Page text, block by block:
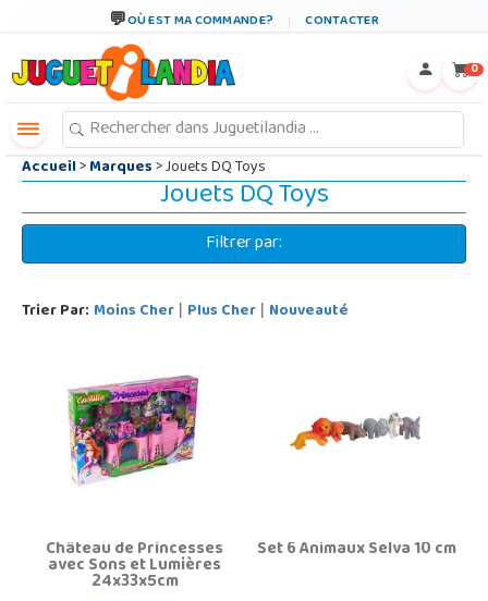
OÙ EST MA COMMANDE? CONTACTER
0
Accueil>Marques> Jouets DQ Toys
Jouets DQ Toys
Filtrer par:
Trier Par: Moins Cher | Plus Cher | Nouveauté
Château de Princesses
avec Sons et Lumières
24x33x5cm
Set 6 Animaux Selva 10 cm